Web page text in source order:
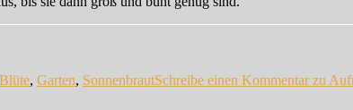
Blüte, Garten, SonnenbrautSchreibe einen Kommentarzu